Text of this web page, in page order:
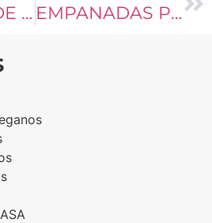
ENSALADA DE PEPINO Y YOGURTH EMPANADAS POTOSINAS